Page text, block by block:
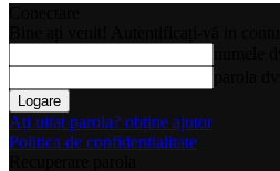
Ați uitat parola? obține ajutor
Politica de confidentialitate